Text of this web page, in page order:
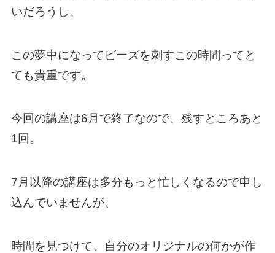
いだろうし、
この夢中になってビーズを刺すこの時間ってと
ても貴重です。
今回の講座は6月で終了なので、残すところあと
1回。
7月以降の講座は多分もっと忙しくなるので申し
込んでいませんが、
時間を見つけて、自分のオリジナルの何かが作